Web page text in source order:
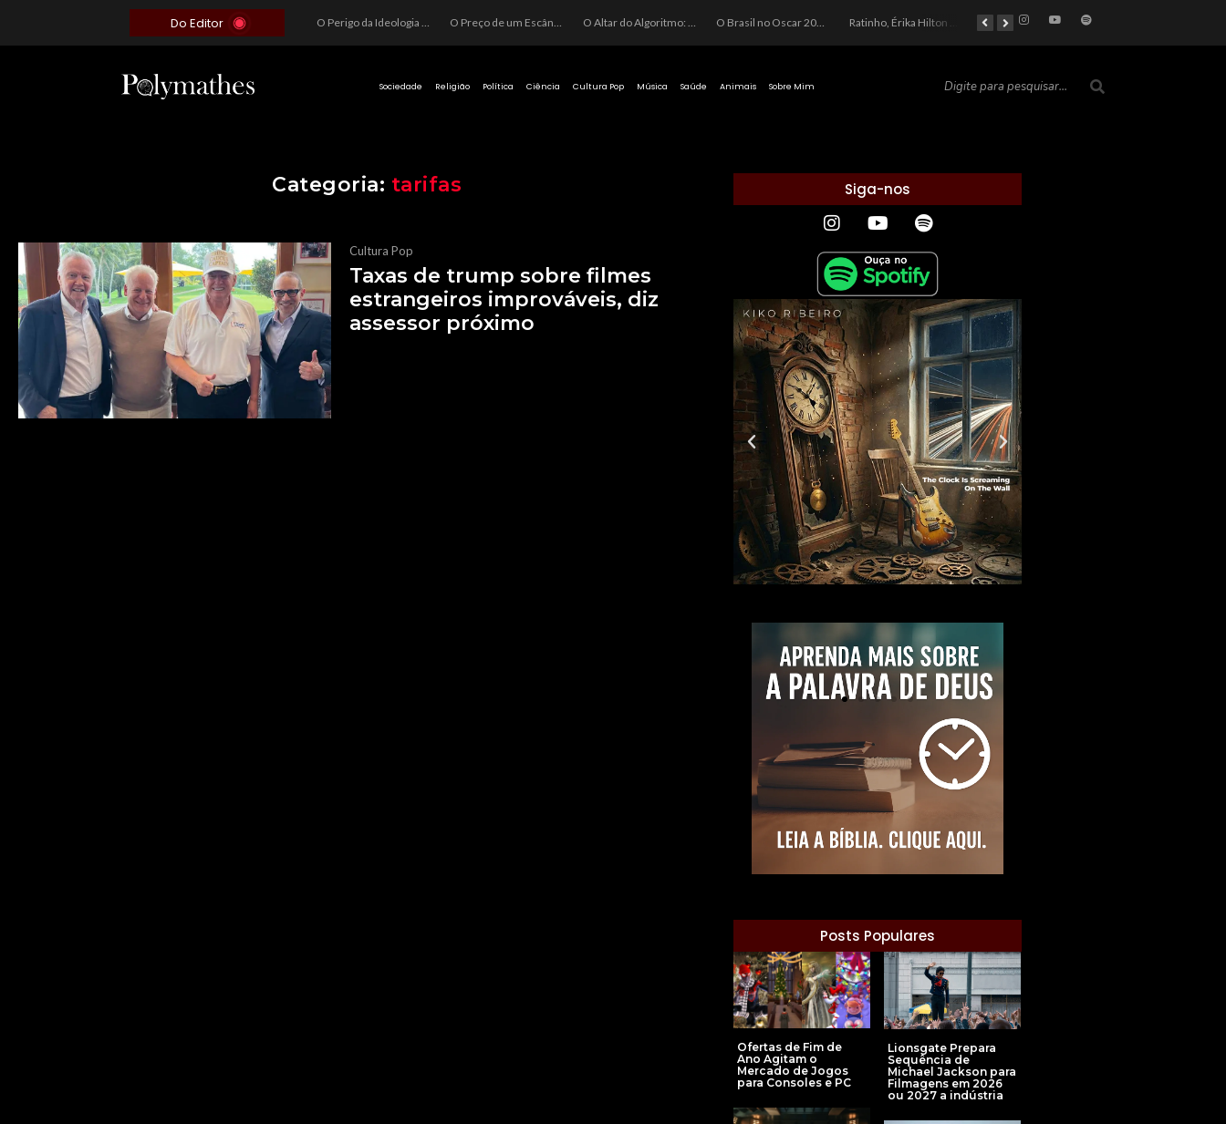
Do Editor O Perigo da Ideologia Desenfreada na Justiça: Quando a Pauta Política Substitui a Pena Criminal O Preço de um Escândalo: A Discrepância Entre o “Filme de Bolsonaro” e a Realidade do Cinema Mundial O Altar do Algoritmo: A Carência Humana e a Fabricação de Heróis no Brasil O Brasil no Oscar 2026: Entre a Cota do Politicamente Correto e a Realidade das Telas Ratinho, Érika Hilton e a Farsa Política: Quem Ganha com o Barulho no País de Bobson? As controvérsias que marcam o cenário político e econômico nacional
Sociedade Religião Política Ciência Cultura Pop Música Saúde Animais Sobre Mim
Categoria: tarifas
Cultura Pop
Taxas de trump sobre filmes
estrangeiros improváveis, diz
assessor próximo
Siga-nos
Posts Populares
Ofertas de Fim de
Ano Agitam o
Mercado de Jogos
para Consoles e PC
Lionsgate Prepara
Sequência de
Michael Jackson para
Filmagens em 2026
ou 2027 a indústria